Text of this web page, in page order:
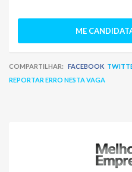
ME
COMPARTILHAR: FACEBOOK
REPORTAR ERRO NESTA VAGA